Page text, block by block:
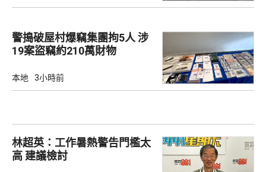
警搗破屋村爆竊集團拘5人 涉
19案盜竊約210萬財物
本地 3小時前
林超英：工作暑熱警告門檻太
高 建議檢討